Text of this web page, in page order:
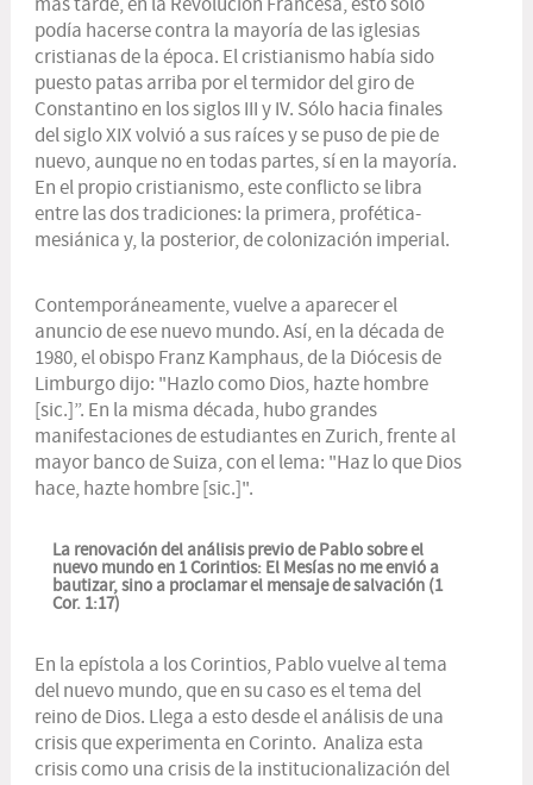
más tarde, en la Revolución Francesa, esto sólo
podía hacerse contra la mayoría de las iglesias
cristianas de la época. El cristianismo había sido
puesto patas arriba por el termidor del giro de
Constantino en los siglos III y IV. Sólo hacia finales
del siglo XIX volvió a sus raíces y se puso de pie de
nuevo, aunque no en todas partes, sí en la mayoría.
En el propio cristianismo, este conflicto se libra
entre las dos tradiciones: la primera, profética-
mesiánica y, la posterior, de colonización imperial.
Contemporáneamente, vuelve a aparecer el
anuncio de ese nuevo mundo. Así, en la década de
1980, el obispo Franz Kamphaus, de la Diócesis de
Limburgo dijo: "Hazlo como Dios, hazte hombre
[sic.]”. En la misma década, hubo grandes
manifestaciones de estudiantes en Zurich, frente al
mayor banco de Suiza, con el lema: "Haz lo que Dios
hace, hazte hombre [sic.]".
La renovación del análisis previo de Pablo sobre el
nuevo mundo en 1 Corintios: El Mesíasno me envió a
bautizar, sino a proclamar el mensaje de salvación (1
Cor. 1:17)
En la epístola a los Corintios, Pablo vuelve al tema
del nuevo mundo, que en su caso es el tema del
reino de Dios. Llega a esto desde el análisis de una
crisis que experimenta en Corinto. Analiza esta
crisis como una crisis de la institucionalización del